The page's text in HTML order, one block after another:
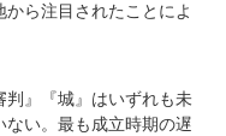
ら注目されたことによ
判』『城』はいずれも未
い。最も成立時期の遅